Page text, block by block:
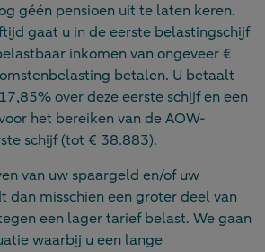
géén pensioen uit te laten keren.
gaat u in de eerste belastingschijf
inkomen van ongeveer €
betalen. U betaalt
over deze eerste schijf en een
het bereiken van de AOW-
schijf (tot € 38.883).
van uw spaargeld en/of uw
dan misschien een groter deel van
een lager tarief belast. We gaan
waarbij u een lange